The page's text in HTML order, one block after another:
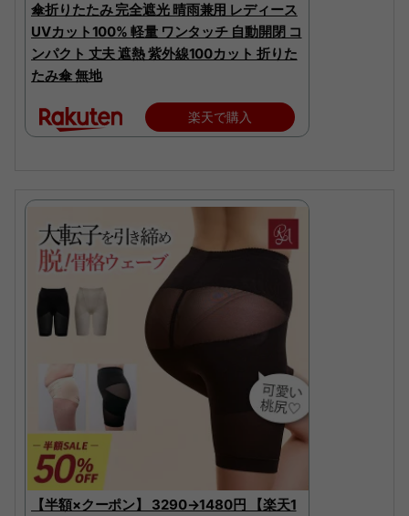
傘折りたたみ 完全遮光 晴雨兼用 レディース
UVカット100% 軽量 ワンタッチ 自動開閉 コ
ンパクト 丈夫 遮熱 紫外線100カット 折りた
たみ傘 無地
楽天で購入
【半額×クーポン】 3290→1480円 【楽天1